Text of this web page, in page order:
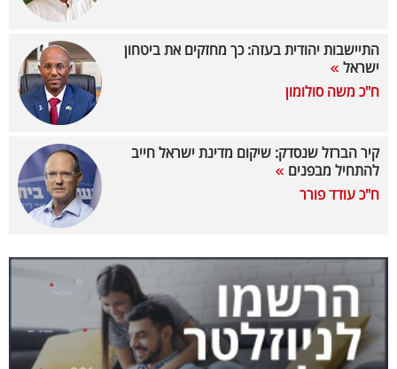
דעות
רכילות
קריפטו
ויראלי
עסקי
ספורט
קריירה
התיישבות יהודית בעזה: כך מחזקים את ביטחון
ישראל
ח"כ משה סולומון
קיר הברזל שנסדק: שיקום מדינת ישראל חייב
להתחיל מבפנים
ח"כ עודד פורר